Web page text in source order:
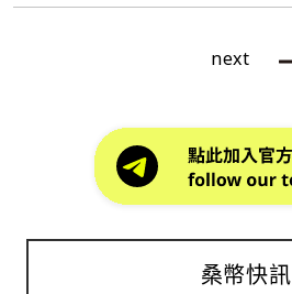
next
桑幣快訊